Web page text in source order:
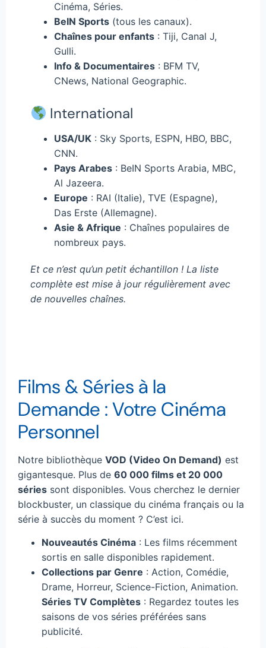
Cinéma, Séries.
BeIN Sports (tous les canaux).
Chaînes pour enfants : Tiji, Canal J,
Gulli.
Info & Documentaires : BFM TV,
CNews, National Geographic.
International
USA/UK : Sky Sports, ESPN, HBO, BBC,
CNN.
Pays Arabes : BeIN Sports Arabia, MBC,
Al Jazeera.
Europe : RAI (Italie), TVE (Espagne),
Das Erste (Allemagne).
Asie & Afrique : Chaînes populaires de
nombreux pays.
Et ce n’est qu’un petit échantillon ! La liste
complète est mise à jour régulièrement avec
de nouvelles chaînes.
Films & Séries à la
Demande : Votre Cinéma
Personnel
Notre bibliothèque VOD (Video On Demand) est
gigantesque. Plus de 60 000 films et 20 000
séries sont disponibles. Vous cherchez le dernier
blockbuster, un classique du cinéma français ou la
série à succès du moment ? C’est ici.
Nouveautés Cinéma : Les films récemment
sortis en salle disponibles rapidement.
Collections par Genre : Action, Comédie,
Drame, Horreur, Science-Fiction, Animation.
Séries TV Complètes : Regardez toutes les
saisons de vos séries préférées sans
publicité.